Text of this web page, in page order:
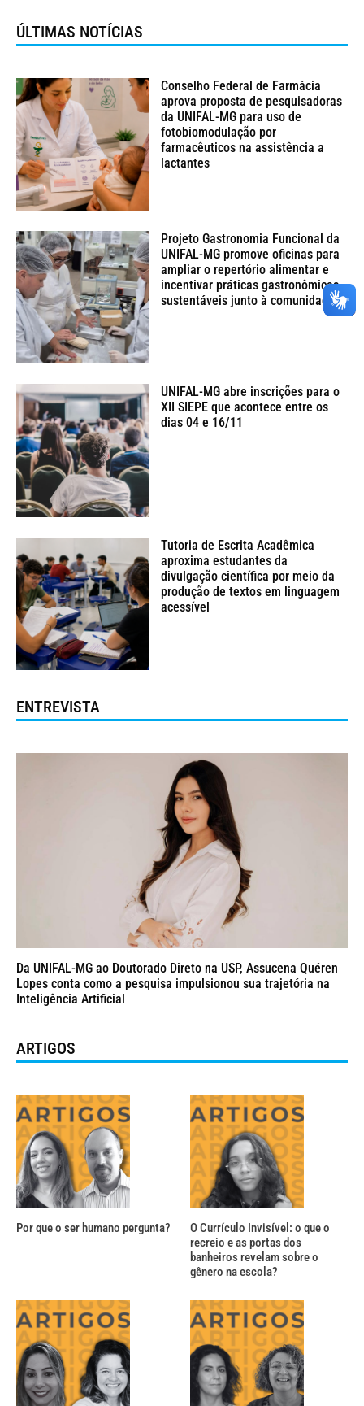
ÚLTIMAS NOTÍCIAS
Conselho Federal de Farmácia
aprova proposta de pesquisadoras
da UNIFAL-MG para uso de
fotobiomodulação por
farmacêuticos na assistência a
lactantes
Projeto Gastronomia Funcional da
UNIFAL-MG promove oficinas para
ampliar o repertório alimentar e
incentivar práticas gastronômicas
sustentáveis junto à comunidade
UNIFAL-MG abre inscrições para o
XII SIEPE que acontece entre os
dias 04 e 16/11
Tutoria de Escrita Acadêmica
aproxima estudantes da
divulgação científica por meio da
produção de textos em linguagem
acessível
ENTREVISTA
Da UNIFAL-MG ao Doutorado Direto na USP, Assucena Quéren
Lopes conta como a pesquisa impulsionou sua trajetória na
Inteligência Artificial
ARTIGOS
Por que o ser humano pergunta?
O Currículo Invisível: o que o
recreio e as portas dos
banheiros revelam sobre o
gênero na escola?